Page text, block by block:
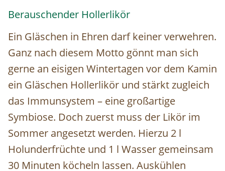
Berauschender Hollerlikör
Ein Gläschen in Ehren darf keiner verwehren.
Ganz nach diesem Motto gönnt man sich
gerne an eisigen Wintertagen vor dem Kamin
ein Gläschen Hollerlikör und stärkt zugleich
das Immunsystem – eine großartige
Symbiose. Doch zuerst muss der Likör im
Sommer angesetzt werden. Hierzu 2 l
Holunderfrüchte und 1 l Wasser gemeinsam
30 Minuten köcheln lassen. Auskühlen